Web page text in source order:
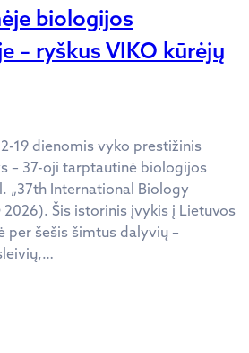
biologijos
– ryškus VIKO kūrėjų
19 dienomis vyko prestižinis
– 37-oji tarptautinė biologijos
„37th International Biology
2026). Šis istorinis įvykis į Lietuvos
per šešis šimtus dalyvių –